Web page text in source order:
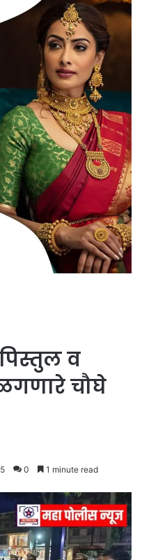
व
चौघे
0 1 minute read